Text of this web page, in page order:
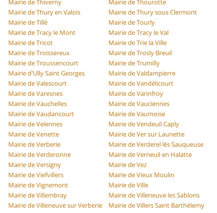
Mairie de Thiverny
Mairie de Thourotte
Mairie de Thury en Valois
Mairie de Thury sous Clermont
Mairie de Tillé
Mairie de Tourly
Mairie de Tracy le Mont
Mairie de Tracy le Val
Mairie de Tricot
Mairie de Trie la Ville
Mairie de Troissereux
Mairie de Trosly Breuil
Mairie de Troussencourt
Mairie de Trumilly
Mairie d'Ully Saint Georges
Mairie de Valdampierre
Mairie de Valescourt
Mairie de Vandélicourt
Mairie de Varesnes
Mairie de Varinfroy
Mairie de Vauchelles
Mairie de Vauciennes
Mairie de Vaudancourt
Mairie de Vaumoise
Mairie de Velennes
Mairie de Vendeuil Caply
Mairie de Venette
Mairie de Ver sur Launette
Mairie de Verberie
Mairie de Verderel lès Sauqueuse
Mairie de Verderonne
Mairie de Verneuil en Halatte
Mairie de Versigny
Mairie de Vez
Mairie de Viefvillers
Mairie de Vieux Moulin
Mairie de Vignemont
Mairie de Ville
Mairie de Villembray
Mairie de Villeneuve les Sablons
Mairie de Villeneuve sur Verberie
Mairie de Villers Saint Barthélemy